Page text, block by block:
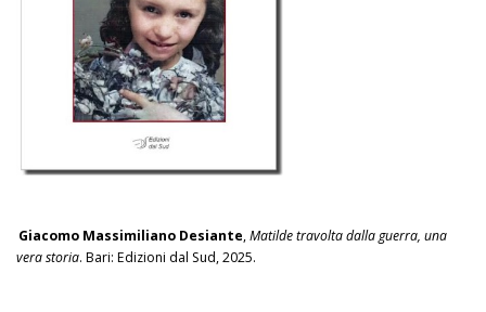
Giacomo Massimiliano Desiante,Matilde travolta dalla guerra, una
vera storia. Bari: Edizioni dal Sud, 2025.